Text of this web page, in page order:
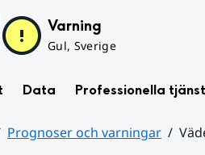
Varning
Gul, Sverige
Data Professionella
Prognoser och varningar
varningar